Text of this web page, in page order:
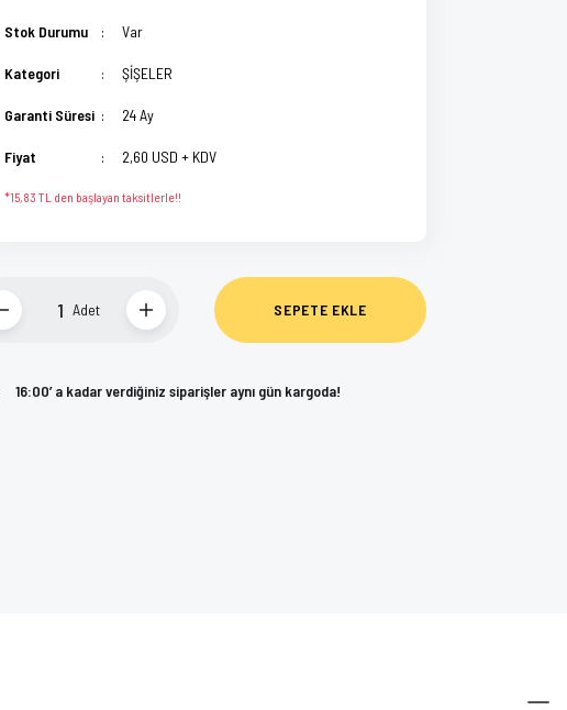
Stok Durumu Var
Kategori ŞİŞELER
Garanti Süresi 24 Ay
Fiyat 2,60 USD + KDV
*15,83 TL den başlayan taksitlerle!!
Adet SEPETE EKLE
16:00’ a kadar verdiğiniz siparişler aynı gün kargoda!